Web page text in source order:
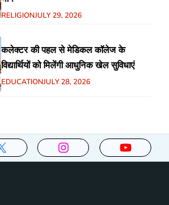
RELIGIONJULY 29, 2026
कलेक्टर की पहल से मेडिकल कॉलेज के
विद्यार्थियों को मिलेंगी आधुनिक खेल सुविधाएं
EDUCATIONJULY 28, 2026